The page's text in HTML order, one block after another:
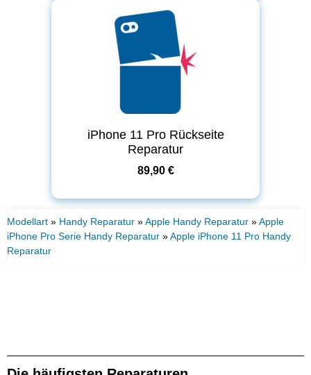
iPhone 11 Pro Rückseite
Reparatur
89,90 €
Modellart » Handy Reparatur »Apple Handy Reparatur »Apple
iPhone Pro Serie Handy Reparatur »Apple iPhone 11 Pro Handy
Reparatur